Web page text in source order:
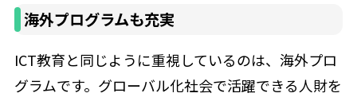
海外プログラムも充実
ICT教育と同じように重視しているのは、海外プロ
グラムです。グローバル化社会で活躍できる人財を